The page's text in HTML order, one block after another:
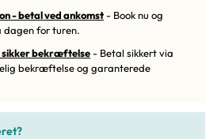
- betal ved ankomst- Book nu og
for turen.
sikker bekræftelse- Betal sikkert via
bekræftelse og garanterede